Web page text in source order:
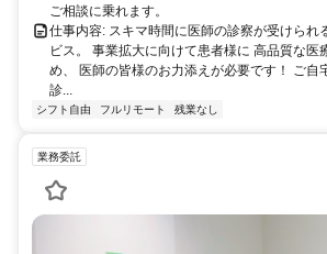
ご相談に乗れます。
仕事内容: スキマ時間に医師の診察が受けられ
ビス。 事業拡大に向けて患者様に 高品質な医
め、 医師の皆様のお力添えが必要です！ ご自
診...
シフト自由 フルリモート 残業なし
業務委託